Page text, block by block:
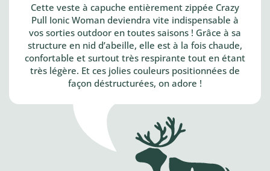
Cette veste à capuche entièrement zippée Crazy
Pull Ionic Woman deviendra vite indispensable à
vos sorties outdoor en toutes saisons ! Grâce à sa
structure en nid d’abeille, elle est à la fois chaude,
confortable et surtout très respirante tout en étant
très légère. Et ces jolies couleurs positionnées de
façon déstructurées, on adore !